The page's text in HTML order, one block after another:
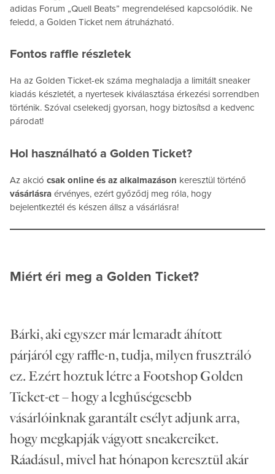
adidas Forum „Quell Beats” megrendelésed kapcsolódik. Ne
feledd, a Golden Ticket nem átruházható.
Fontos raffle részletek
Ha az Golden Ticket-ek száma meghaladja a limitált sneaker
kiadás készletét, a nyertesek kiválasztása érkezési sorrendben
történik. Szóval cselekedj gyorsan, hogy biztosítsd a kedvenc
párodat!
Hol használható a Golden Ticket?
Az akció csak online és az alkalmazáson keresztül történő
vásárlásra érvényes, ezért győződj meg róla, hogy
bejelentkeztél és készen állsz a vásárlásra!
Miért éri meg a Golden Ticket?
Bárki, aki egyszer már lemaradt áhított
párjáról egy raffle-n, tudja, milyen frusztráló
ez. Ezért hoztuk létre a Footshop Golden
Ticket-et – hogy a leghűségesebb
vásárlóinknak garantált esélyt adjunk arra,
hogy megkapják vágyott sneakereiket.
Ráadásul, mivel hat hónapon keresztül akár